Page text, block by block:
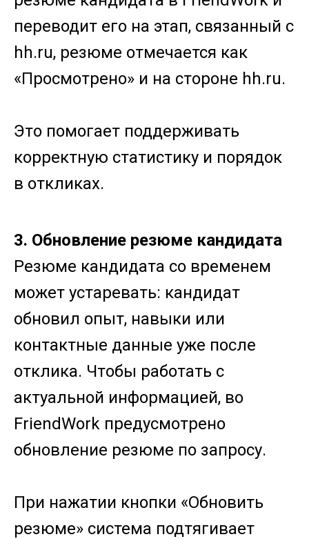
переводит его на этап, связанный с
hh.ru, резюме отмечается как
«Просмотрено» и на стороне hh.ru.
Это помогает поддерживать
корректную статистику и порядок
в откликах.
3. Обновление резюме кандидата
Резюме кандидата со временем
может устаревать: кандидат
обновил опыт, навыки или
контактные данные уже после
отклика. Чтобы работать с
актуальной информацией, во
FriendWork предусмотрено
обновление резюме по запросу.
При нажатии кнопки «Обновить
резюме» система подтягивает